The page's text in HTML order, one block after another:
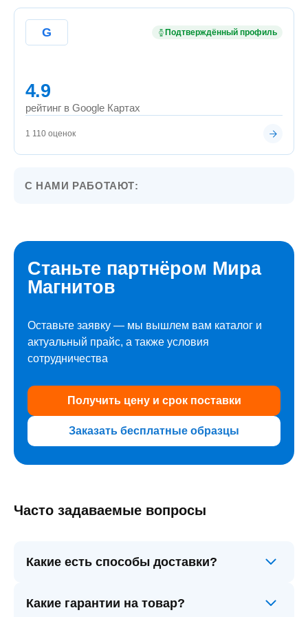
G Подтверждённый профиль
4.9
рейтинг в Google Картах
1 110 оценок
С НАМИ РАБОТАЮТ:
Станьте партнёром Мира
Магнитов
Оставьте заявку — мы вышлем вам каталог и
актуальный прайс, а также условия
сотрудничества
Получить цену и срок поставки
Заказать бесплатные образцы
Часто задаваемые вопросы
Какие есть способы доставки?
со склада в Москве. По Москве и Санкт-
Какие гарантии на товар?